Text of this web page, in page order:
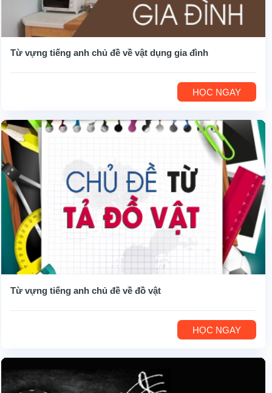
Từ vựng tiếng anh chủ đề về vật dụng gia đình
HỌC NGAY
Từ vựng tiếng anh chủ đề về đồ vật
HỌC NGAY